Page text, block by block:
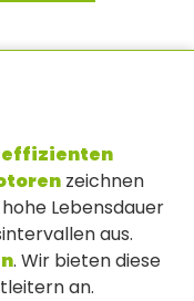
zeichnen
Lebensdauer
aus.
. Wir bieten diese
an.